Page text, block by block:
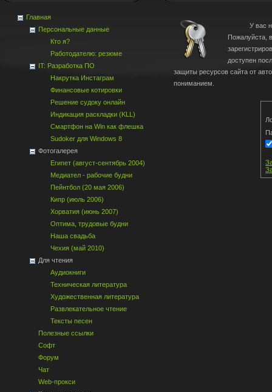
У вас
Пожалуйста,
доступен
защиты ресурсов сайта от
пониманием.
Главная
Персональные данные
Кто я?
Работодателю: резюме
IT: Разработка ПО
Накрутка Инстаграм
Финансовые котировки
Решение судоку онлайн
Индикация раскладки (KLL)
Смартфон на Win как флешка
Sudoker для Windows 8
Фотогалерея
Египет (август-сентябрь 2004)
Медиател - рабочие будни
Пейнтбол (20 мая 2006)
Кипр (июль 2006)
Хорватия (июнь 2007)
Оптима, трудовые будни
Наша свадьба
Чехия (май 2010)
Для чтения
Аудиокниги
Техническая литература
Художественная литература
Развлекательное чтение
Тексты песен
Полезные ссылки
Софт
Форум
Чат
Web-прокси